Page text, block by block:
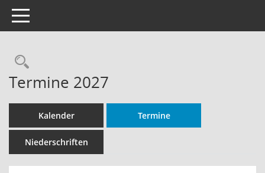
Toggle navigation
Rechercheauswahl
Termine 2027
Kalender Termine
Niederschriften